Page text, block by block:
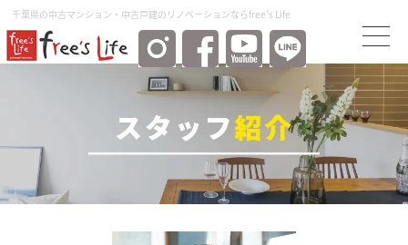
千葉県の中古マンション・中古⼾建のリノベーションならfree's Life